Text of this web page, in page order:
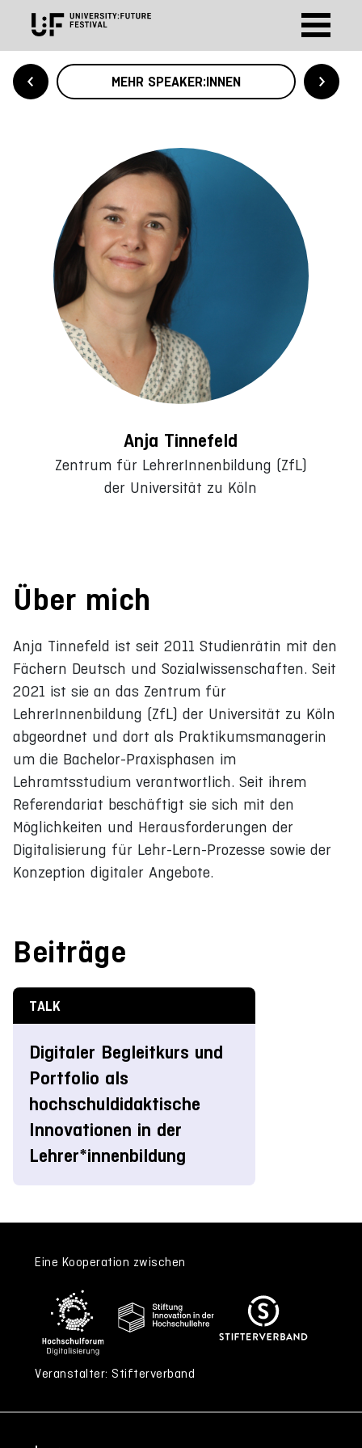
MEHR SPEAKER:INNEN
Anja Tinnefeld
Zentrum für LehrerInnenbildung (ZfL)
der Universität zu Köln
Über mich
Anja Tinnefeld ist seit 2011 Studienrätin mit den
Fächern Deutsch und Sozialwissenschaften. Seit
2021 ist sie an das Zentrum für
LehrerInnenbildung (ZfL) der Universität zu Köln
abgeordnet und dort als Praktikumsmanagerin
um die Bachelor-Praxisphasen im
Lehramtsstudium verantwortlich. Seit ihrem
Referendariat beschäftigt sie sich mit den
Möglichkeiten und Herausforderungen der
Digitalisierung für Lehr-Lern-Prozesse sowie der
Konzeption digitaler Angebote.
Beiträge
TALK
Digitaler Begleitkurs und
Portfolio als
hochschuldidaktische
Innovationen in der
Lehrer*innenbildung
Eine Kooperation zwischen
Veranstalter: Stifterverband